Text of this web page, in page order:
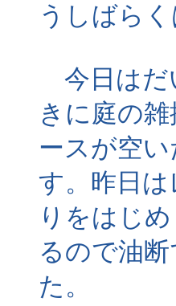
うしばら
今日はだ
きに庭の
ースが空
す。昨日
りをはじ
るので油
た。